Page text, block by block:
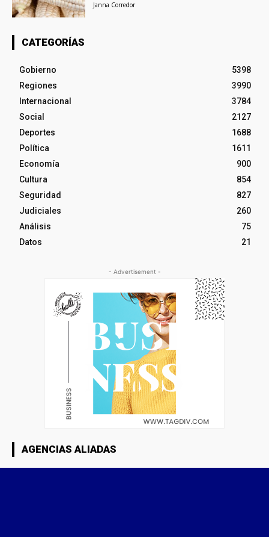
Janna Corredor
CATEGORÍAS
Gobierno
5398
Regiones
3990
Internacional
3784
Social
2127
Deportes
1688
Política
1611
Economía
900
Cultura
854
Seguridad
827
Judiciales
260
Análisis
75
Datos
21
- Advertisement -
AGENCIAS ALIADAS